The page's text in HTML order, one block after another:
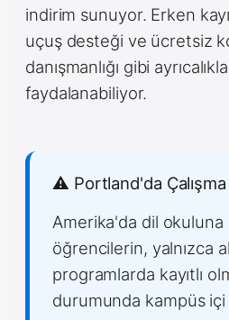
indirim sunuyor. Erken
uçuş desteği ve ücretsiz
danışmanlığı gibi
faydalanabiliyor.
⚠️ Portland'da Çalışma
Amerika'da dil okuluna
öğrencilerin, yalnızca
programlarda kayıtlı
durumunda kampüs içi